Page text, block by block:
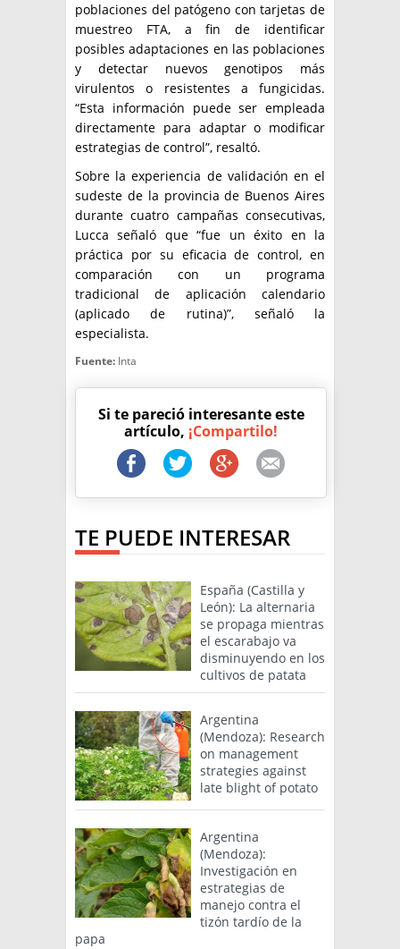
poblaciones del patógeno con tarjetas de
muestreo FTA, a fin de identificar
posibles adaptaciones en las poblaciones
y detectar nuevos genotipos más
virulentos o resistentes a fungicidas.
“Esta información puede ser empleada
directamente para adaptar o modificar
estrategias de control”, resaltó.
Sobre la experiencia de validación en el
sudeste de la provincia de Buenos Aires
durante cuatro campañas consecutivas,
Lucca señaló que “fue un éxito en la
práctica por su eficacia de control, en
comparación con un programa
tradicional de aplicación calendario
(aplicado de rutina)”, señaló la
especialista.
Fuente: Inta
Si te pareció interesante este
artículo, ¡Compartilo!
TE PUEDE INTERESAR
España (Castilla y
León): La alternaria
se propaga mientras
el escarabajo va
disminuyendo en los
cultivos de patata
Argentina
(Mendoza): Research
on management
strategies against
late blight of potato
Argentina
(Mendoza):
Investigación en
estrategias de
manejo contra el
tizón tardío de la
papa